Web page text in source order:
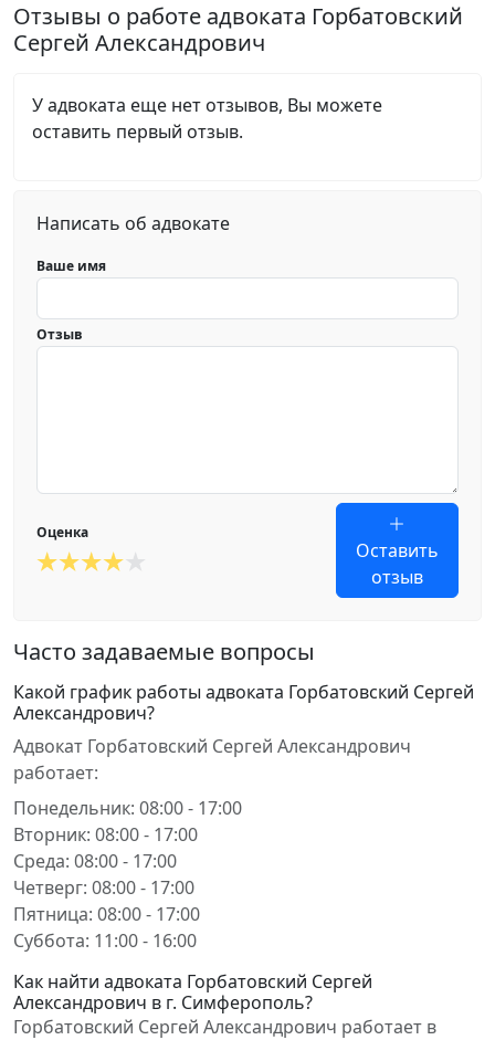
Отзывы о работе адвоката Горбатовский
Сергей Александрович
У адвоката еще нет отзывов, Вы можете
оставить первый отзыв.
Написать об адвокате
Ваше имя
Отзыв
Оценка
Оставить
отзыв
Часто задаваемые вопросы
Какой график работы адвоката Горбатовский Сергей
Александрович?
Адвокат Горбатовский Сергей Александрович
работает:
Понедельник: 08:00 - 17:00
Вторник: 08:00 - 17:00
Среда: 08:00 - 17:00
Четверг: 08:00 - 17:00
Пятница: 08:00 - 17:00
Суббота: 11:00 - 16:00
Как найти адвоката Горбатовский Сергей
Александрович в г. Симферополь?
Горбатовский Сергей Александрович работает в